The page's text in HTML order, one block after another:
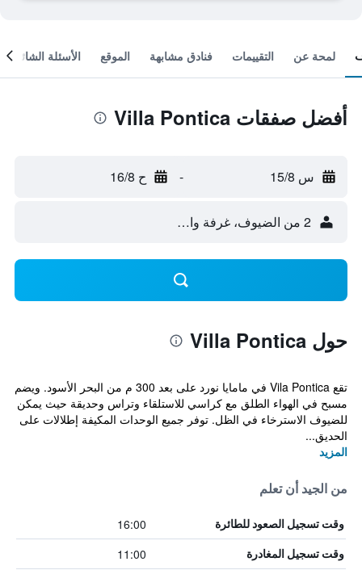
لمحة عن التقييمات فنادق مشابهة الموقع الأسئلة الشائعة
أفضل صفقات Villa Pontica
س 15/8 - ح 16/8
2 من الضيوف، غرفة واحدة
حول Villa Pontica
تقع Vila Pontica في مامايا نورد على بعد 300 م من البحر الأسود. ويضم
مسبح في الهواء الطلق مع كراسي للاستلقاء وتراس وحديقة حيث يمكن
للضيوف الاسترخاء في الظل. توفر جميع الوحدات المكيفة إطلالات على
الحديق...
المزيد
من الجيد أن تعلم
وقت تسجيل الصعود للطائرة 16:00
وقت تسجيل المغادرة 11:00